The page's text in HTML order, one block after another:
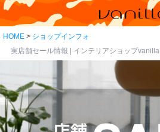
HOME
ショップインフォ
実店舗セール情報 | インテリアショップvanilla